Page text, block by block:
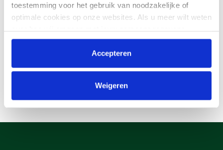
toestemming voor het gebruik van noodzakelijke of
optimale cookies op onze websites. Als u meer wilt weten
raadpleeg onzePrivacyverklaring. U kunt de cookie
instellingen te allen tijde aanpassen via de link onderaan
de website.
Accepteren
Weigeren